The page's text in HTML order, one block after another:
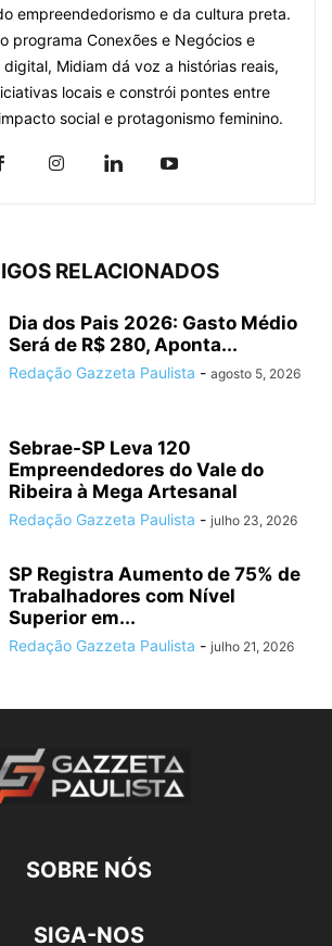
empreendedorismo e da cultura preta.
programa Conexões e Negócios e
Midiam dá voz a histórias reais,
locais e constrói pontes entre
social e protagonismo feminino.
RELACIONADOS
Dia dos Pais 2026: Gasto Médio
Será de R$ 280, Aponta...
Redação Gazzeta Paulista - agosto 5, 2026
Sebrae-SP Leva 120
Empreendedores do Vale do
Ribeira à Mega Artesanal
Redação Gazzeta Paulista - julho 23, 2026
SP Registra Aumento de 75% de
Trabalhadores com Nível
Superior em...
Redação Gazzeta Paulista - julho 21, 2026
SOBRE NÓS
SIGA-NOS